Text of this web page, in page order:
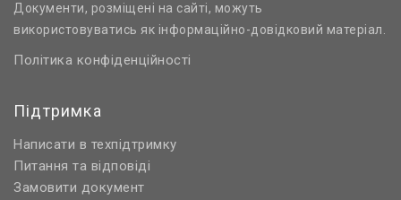
Документи, розміщені на сайті, можуть
використовуватись як інформаційно-довідковий матеріал.
Політика конфіденційності
Підтримка
Написати в техпідтримку
Питання та відповіді
Замовити документ